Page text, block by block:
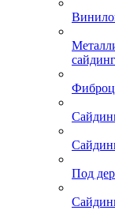
сайдинг
Под